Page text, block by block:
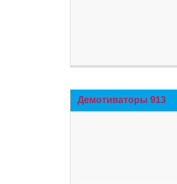
Демотиваторы 913